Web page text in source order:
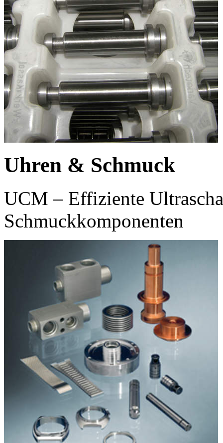
Uhren & Schmuck
UCM – Effiziente
Schmuckkomponenten